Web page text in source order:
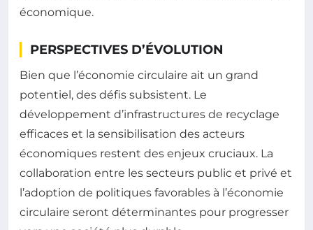
économique.
PERSPECTIVES D’ÉVOLUTION
Bien que l’économie circulaire ait un grand
potentiel, des défis subsistent. Le
développement d’infrastructures de recyclage
efficaces et la sensibilisation des acteurs
économiques restent des enjeux cruciaux. La
collaboration entre les secteurs public et privé et
l’adoption de politiques favorables à l’économie
circulaire seront déterminantes pour progresser